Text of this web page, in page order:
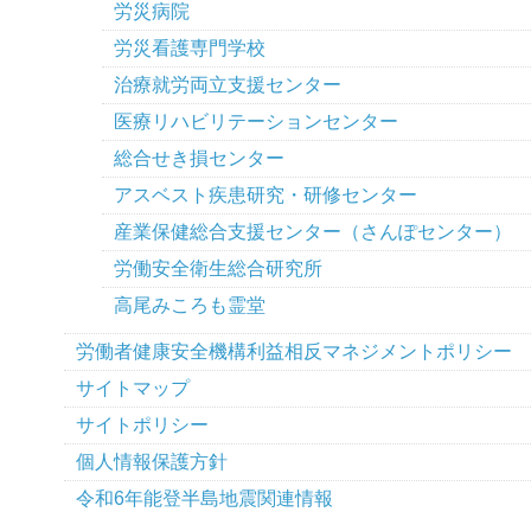
労災病院
労災看護専門学校
治療就労両立支援センター
医療リハビリテーションセンター
総合せき損センター
アスベスト疾患研究・研修センター
産業保健総合支援センター（さんぽセンター）
労働安全衛生総合研究所
高尾みころも霊堂
労働者健康安全機構利益相反マネジメントポリシー
サイトマップ
サイトポリシー
個人情報保護方針
令和6年能登半島地震関連情報